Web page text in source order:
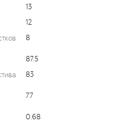
13
12
8
87.5
83
77
0.68